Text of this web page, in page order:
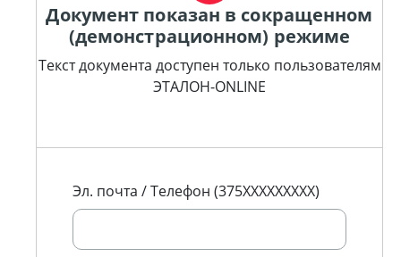
Документ показан в сокращенном
(демонстрационном) режиме
Текст документа доступен только пользователям
ЭТАЛОН-ONLINE
Эл. почта / Телефон (375XXXXXXXXX)